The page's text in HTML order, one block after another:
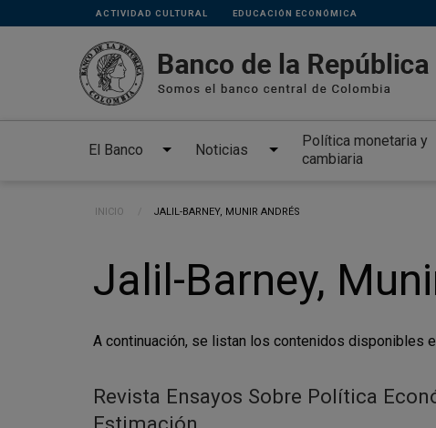
Pasar al contenido principal
Links
secundarios
ACTIVIDAD CULTURAL EDUCACIÓN ECONÓMICA
El Banco Noticias
Política monetaria y
cambiaria
Ruta de navegación
INICIO CURRENT:
JALIL-BARNEY, MUNIR ANDRÉS
Jalil-Barney,
A continuación, se listan los contenidos disponibles
Revista Ensayos Sobre Política